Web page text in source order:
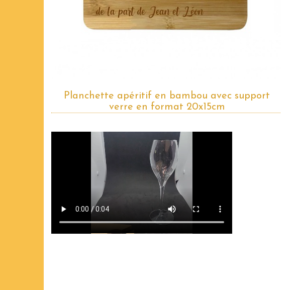
Planchette apéritif en bambou avec support
verre en format 20x15cm